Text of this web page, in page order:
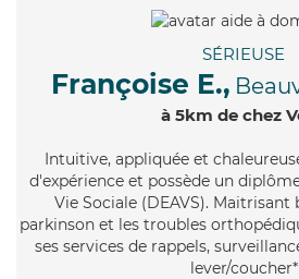
SÉRIEUSE
Françoise E.,
à 5km de chez
Intuitive, appliquée et
d'expérience et possède un
Vie Sociale (DEAVS). Maitrisant
parkinson et les troubles
ses services de rappels,
lever/coucher*